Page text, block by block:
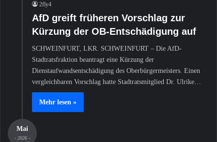
2fly4
AfD greift früheren Vorschlag zur
Kürzung der OB-Entschädigung auf
SCHWEINFURT, LKR. SCHWEINFURT – Die AfD-
Stadtratsfraktion beantragt eine Kürzung der
Dienstaufwandsentschädigung des Oberbürgermeisters. Einen
vergleichbaren Vorschlag hatte Stadtratsmitglied Dr. Ulrike…
Mehr lesen »
Mai
- 2026 -